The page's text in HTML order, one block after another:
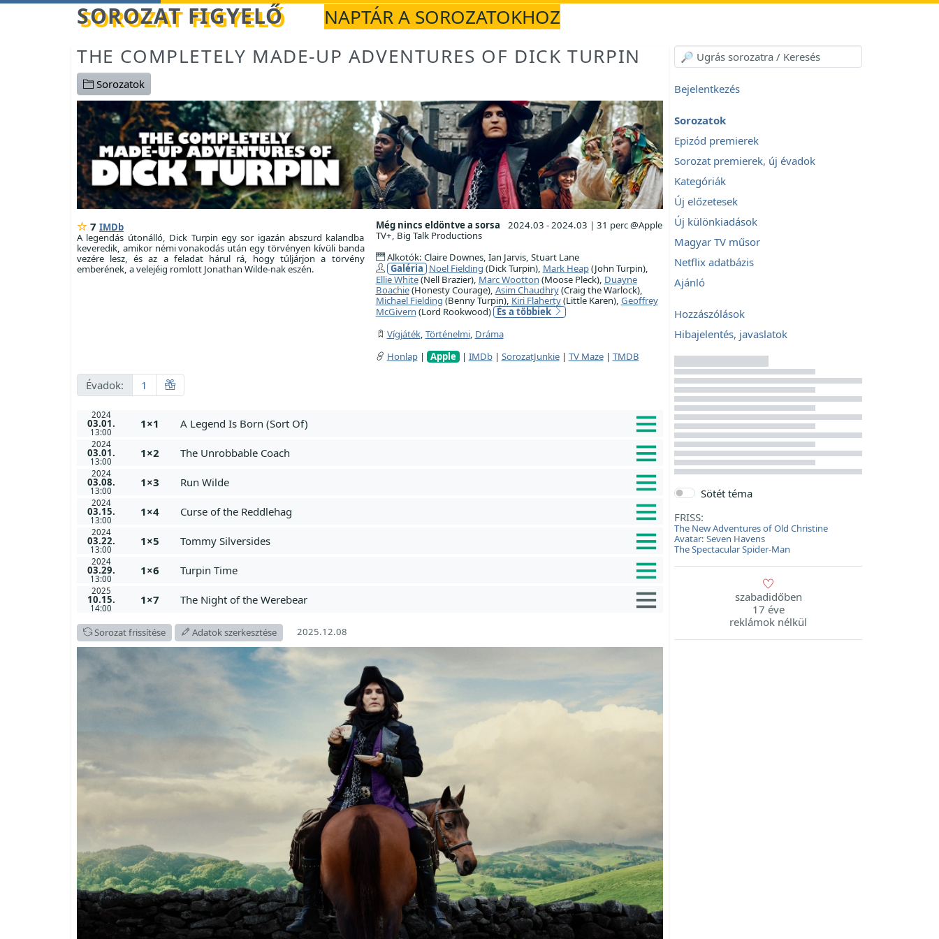
Betöltés... SOROZAT FIGYELŐ
NAPTÁR A SOROZATOKHOZ
THE COMPLETELY MADE-UP ADVENTURES OF DICK TURPIN
Sorozatok
7 IMDb
A legendás útonálló, Dick Turpin egy sor igazán abszurd kalandba
keveredik, amikor némi vonakodás után egy törvényen kívüli banda
vezére lesz, és az a feladat hárul rá, hogy túljárjon a törvény
emberének, a velejéig romlott Jonathan Wilde-nak eszén.
Még nincs eldöntve a sorsa 2024.03 - 2024.03 | 31 perc @Apple
TV+, Big Talk Productions
Alkotók: Claire Downes, Ian Jarvis, Stuart Lane
Galéria Noel Fielding (Dick Turpin), Mark Heap(John Turpin),
Ellie White(Nell Brazier), Marc Wootton (Moose Pleck), Duayne
Boachie(Honesty Courage), Asim Chaudhry(Craig the Warlock),
Michael Fielding (Benny Turpin), Kiri Flaherty(Little Karen), Geoffrey
McGivern (Lord Rookwood) És a többiek
Vígjáték, Történelmi, Dráma
Honlap| Apple | IMDb| SorozatJunkie| TV Maze| TMDB
Évadok: 1
2024
03.01.
13:00
1×1 A Legend Is Born (Sort Of)
2024
03.01.
13:00
1×2 The Unrobbable Coach
2024
03.08.
13:00
1×3 Run Wilde
2024
03.15.
13:00
1×4 Curse of the Reddlehag
2024
03.22.
13:00
1×5 Tommy Silversides
2024
03.29.
13:00
1×6 Turpin Time
2025
10.15.
14:00
1×7 The Night of the Werebear
Sorozat frissítése Adatok szerkesztése 2025.12.08
Bejelentkezés
Sorozatok
Epizód premierek
Sorozat premierek, új évadok
Kategóriák
Új előzetesek
Új különkiadások
Magyar TV műsor
Netflix adatbázis
Ajánló
Hozzászólások
Hibajelentés, javaslatok
Sötét téma
FRISS:
The New Adventures of Old Christine
Avatar: Seven Havens
The Spectacular Spider-Man
szabadidőben
17 éve
reklámok nélkül